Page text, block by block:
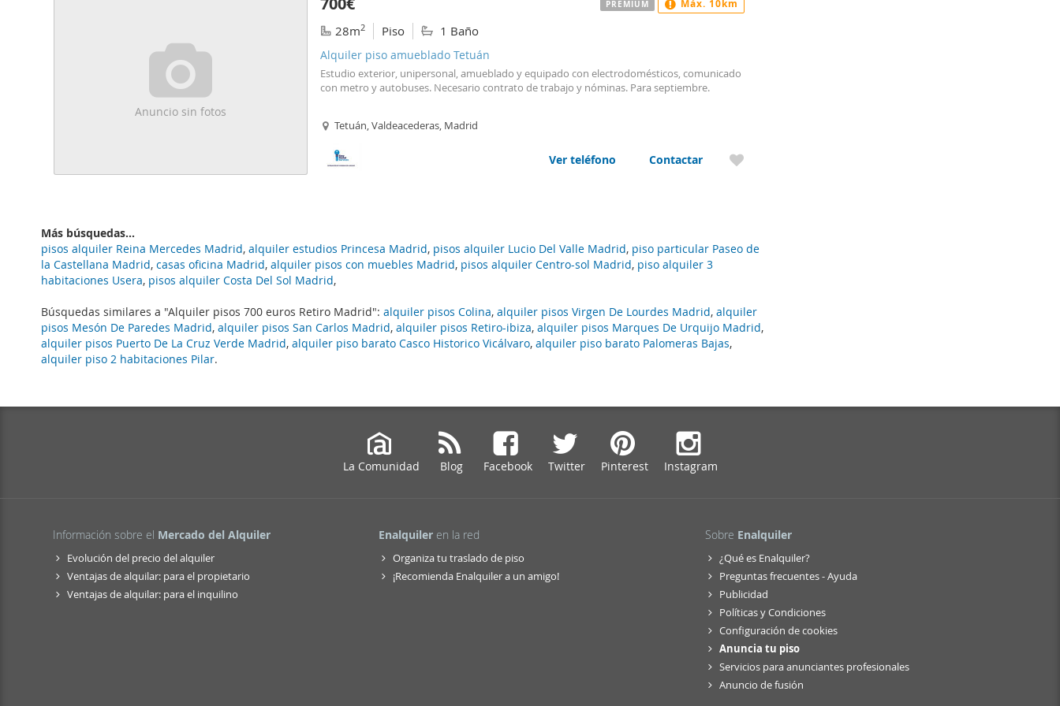
Búsquedas similares a "Alquiler pisos 700 euros Retiro Madrid": alquiler pisos Colina, alquiler pisos Virgen De Lourdes Madrid, alquiler
pisos Mesón De Paredes Madrid, alquiler pisos San Carlos Madrid, alquiler pisos Retiro-ibiza, alquiler pisos Marques De Urquijo Madrid,
alquiler pisos Puerto De La Cruz Verde Madrid, alquiler piso barato Casco Historico Vicálvaro, alquiler piso barato Palomeras Bajas,
alquiler piso 2 habitaciones Pilar.
Anuncio sin fotos
28m2 Piso 1 Baño
Alquiler piso amueblado Tetuán
Estudio exterior, unipersonal, amueblado y equipado con electrodomésticos, comunicado
con metro y autobuses. Necesario contrato de trabajo y nóminas. Para septiembre.
Tetuán, Valdeacederas, Madrid
Ver teléfono Contactar
PREMIUM Máx. 10km
Más búsquedas...
pisos alquiler Reina Mercedes Madrid, alquiler estudios Princesa Madrid, pisos alquiler Lucio Del Valle Madrid, piso particular Paseo de
la Castellana Madrid, casas oficina Madrid, alquiler pisos con muebles Madrid, pisos alquiler Centro-sol Madrid, piso alquiler 3
habitaciones Usera, pisos alquiler Costa Del Sol Madrid,
La Comunidad Blog Facebook Twitter Pinterest Instagram
Información sobre el Mercado del Alquiler
Evolución del precio del alquiler
Ventajas de alquilar: para el propietario
Ventajas de alquilar: para el inquilino
Enalquiler en la red
Organiza tu traslado de piso
¡Recomienda Enalquiler a un amigo!
Sobre Enalquiler
¿Qué es Enalquiler?
Preguntas frecuentes - Ayuda
Publicidad
Políticas y Condiciones
Configuración de cookies
Anuncia tu piso
Servicios para anunciantes profesionales
Anuncio de fusión